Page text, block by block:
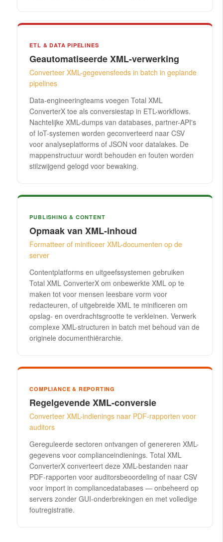
ETL & DATA PIPELINES
Geautomatiseerde XML-verwerking
Converteer XML-gegevensfeeds in batch in geplande
pipelines
Data-engineeringteams voegen Total XML
ConverterX toe als conversiestap in ETL-workflows.
Nachtelijke XML-dumps van databases, partner-API's
of IoT-systemen worden geconverteerd naar CSV
voor analyseplatforms of JSON voor datalakes. De
mappenstructuur wordt behouden en fouten worden
stilzwijgend gelogd voor bewaking.
PUBLISHING & CONTENT
Opmaak van XML-inhoud
Formatteer of minificeer XML-documenten op de
server
Contentplatforms en uitgeefssystemen gebruiken
Total XML ConverterX om onbewerkte XML op te
maken tot voor mensen leesbare vorm voor
redacteuren, of uitgebreide XML te minificeren om
opslag- en overdrachtsgrootte te verkleinen. Verwerk
complexe XML-structuren in batch met behoud van de
originele documenthiërarchie.
COMPLIANCE & REPORTING
Regelgevende XML-conversie
Converteer XML-indienings naar PDF-rapporten voor
auditors
Gereguleerde sectoren ontvangen of genereren XML-
gegevens voor complianceindienings. Total XML
ConverterX converteert deze XML-bestanden naar
PDF-rapporten voor auditorsbeoordeling of naar CSV
voor import in compliancedatabases — onbeheerd op
servers zonder GUI-onderbrekingen en met volledige
foutregistratie.